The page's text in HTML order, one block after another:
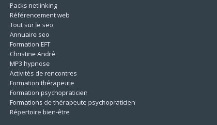
Packs netlinking
Référencement web
Tout sur le seo
Annuaire seo
Formation EFT
Christine André
MP3 hypnose
Activités de rencontres
Formation thérapeute
Formation psychopraticien
Formations de thérapeute psychopraticien
Répertoire bien-être